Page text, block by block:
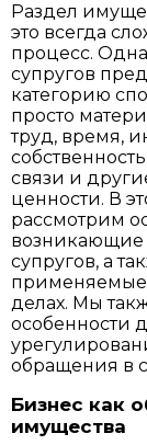
Раздел
это всегда
процесс.
супругов
категорию
просто
труд, время,
связи и
ценности. В
рассмотрим
возникающие
супругов, а
делах. Мы
особенности
обращения в
Бизнес как
имущества